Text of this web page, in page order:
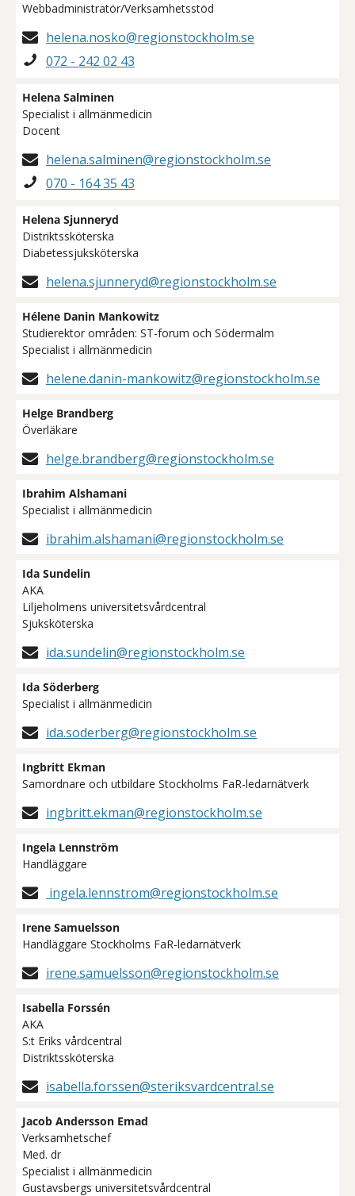
Webbadministratör/Verksamhetsstöd
helena.nosko@regionstockholm.se
072 - 242 02 43
Helena Salminen
Specialist i allmänmedicin
Docent
helena.salminen@regionstockholm.se
070 - 164 35 43
Helena Sjunneryd
Distriktssköterska
Diabetessjuksköterska
helena.sjunneryd@regionstockholm.se
Hélene Danin Mankowitz
Studierektor områden: ST-forum och Södermalm
Specialist i allmänmedicin
helene.danin-mankowitz@regionstockholm.se
Helge Brandberg
Överläkare
helge.brandberg@regionstockholm.se
Ibrahim Alshamani
Specialist i allmänmedicin
ibrahim.alshamani@regionstockholm.se
Ida Sundelin
AKA
Liljeholmens universitetsvårdcentral
Sjuksköterska
ida.sundelin@regionstockholm.se
Ida Söderberg
Specialist i allmänmedicin
ida.soderberg@regionstockholm.se
Ingbritt Ekman
Samordnare och utbildare Stockholms FaR-ledarnätverk
ingbritt.ekman@regionstockholm.se
Ingela Lennström
Handläggare
ingela.lennstrom@regionstockholm.se
Irene Samuelsson
Handläggare Stockholms FaR-ledarnätverk
irene.samuelsson@regionstockholm.se
Isabella Forssén
AKA
S:t Eriks vårdcentral
Distriktssköterska
isabella.forssen@steriksvardcentral.se
Jacob Andersson Emad
Verksamhetschef
Med. dr
Specialist i allmänmedicin
Gustavsbergs universitetsvårdcentral